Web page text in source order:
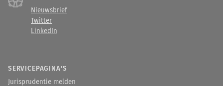
Nieuwsbrief
Twitter
LinkedIn
SERVICEPAGINA'S
Jurisprudentie melden